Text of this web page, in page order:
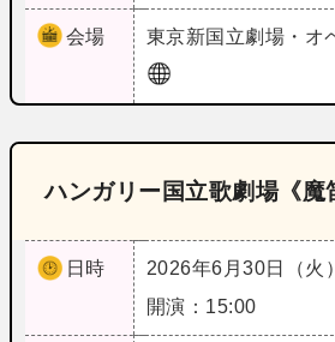
会場 東京新国立劇場・オ
ハンガリー国立歌劇場《魔
日時
2026年6月30日（火）
開演：15:00